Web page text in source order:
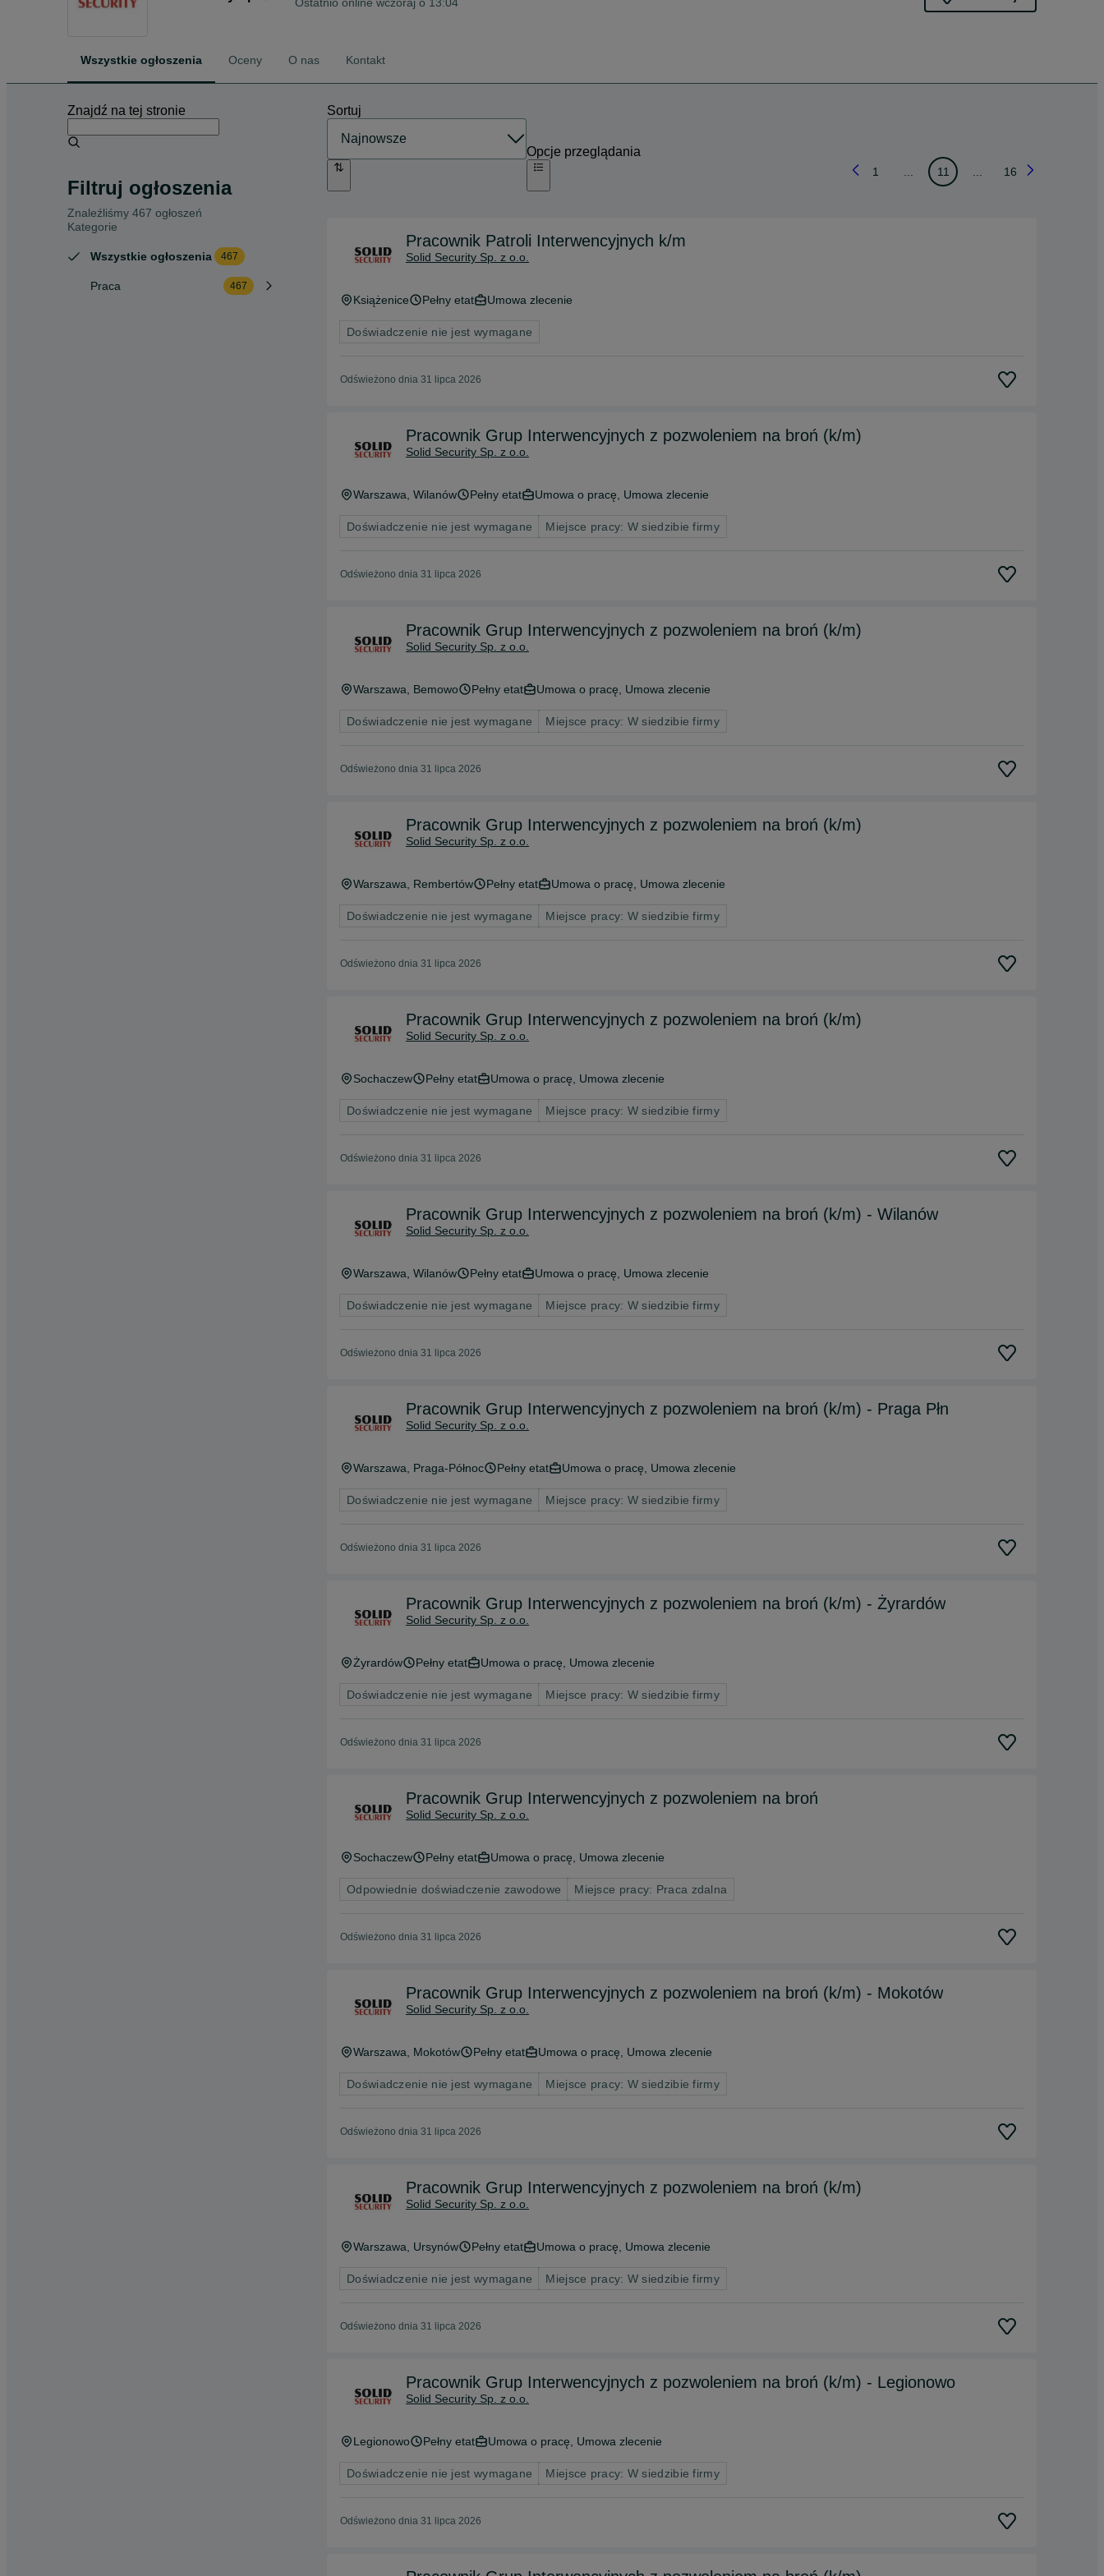
Wszystkie ogłoszenia Oceny O nas Kontakt
Znajdź na tej stronie
Filtruj ogłoszenia
Znaleźliśmy 467 ogłoszeń
Kategorie
Wszystkie ogłoszenia 467
Praca 467
Sortuj
Opcje przeglądania
1 11 16
Pracownik Patroli Interwencyjnych k/m
Solid Security Sp. z o.o.
Książenice Pełny etat Umowa zlecenie
Doświadczenie nie jest wymagane
Odświeżono dnia 31 lipca 2026
Pracownik Grup Interwencyjnych z pozwoleniem na broń (k/m)
Solid Security Sp. z o.o.
Warszawa , Wilanów Pełny etat Umowa o pracę, Umowa zlecenie
Doświadczenie nie jest wymagane Miejsce pracy: W siedzibie firmy
Odświeżono dnia 31 lipca 2026
Pracownik Grup Interwencyjnych z pozwoleniem na broń (k/m)
Solid Security Sp. z o.o.
Warszawa , Bemowo Pełny etat Umowa o pracę, Umowa zlecenie
Doświadczenie nie jest wymagane Miejsce pracy: W siedzibie firmy
Odświeżono dnia 31 lipca 2026
Pracownik Grup Interwencyjnych z pozwoleniem na broń (k/m)
Solid Security Sp. z o.o.
Warszawa , Rembertów Pełny etat Umowa o pracę, Umowa zlecenie
Doświadczenie nie jest wymagane Miejsce pracy: W siedzibie firmy
Odświeżono dnia 31 lipca 2026
Pracownik Grup Interwencyjnych z pozwoleniem na broń (k/m)
Solid Security Sp. z o.o.
Sochaczew Pełny etat Umowa o pracę, Umowa zlecenie
Doświadczenie nie jest wymagane Miejsce pracy: W siedzibie firmy
Odświeżono dnia 31 lipca 2026
Pracownik Grup Interwencyjnych z pozwoleniem na broń (k/m) - Wilanów
Solid Security Sp. z o.o.
Warszawa , Wilanów Pełny etat Umowa o pracę, Umowa zlecenie
Doświadczenie nie jest wymagane Miejsce pracy: W siedzibie firmy
Odświeżono dnia 31 lipca 2026
Pracownik Grup Interwencyjnych z pozwoleniem na broń (k/m) - Praga Płn
Solid Security Sp. z o.o.
Warszawa , Praga-Północ Pełny etat Umowa o pracę, Umowa zlecenie
Doświadczenie nie jest wymagane Miejsce pracy: W siedzibie firmy
Odświeżono dnia 31 lipca 2026
Pracownik Grup Interwencyjnych z pozwoleniem na broń (k/m) - Żyrardów
Solid Security Sp. z o.o.
Żyrardów Pełny etat Umowa o pracę, Umowa zlecenie
Doświadczenie nie jest wymagane Miejsce pracy: W siedzibie firmy
Odświeżono dnia 31 lipca 2026
Pracownik Grup Interwencyjnych z pozwoleniem na broń
Solid Security Sp. z o.o.
Sochaczew Pełny etat Umowa o pracę, Umowa zlecenie
Odpowiednie doświadczenie zawodowe Miejsce pracy: Praca zdalna
Odświeżono dnia 31 lipca 2026
Pracownik Grup Interwencyjnych z pozwoleniem na broń (k/m) - Mokotów
Solid Security Sp. z o.o.
Warszawa , Mokotów Pełny etat Umowa o pracę, Umowa zlecenie
Doświadczenie nie jest wymagane Miejsce pracy: W siedzibie firmy
Odświeżono dnia 31 lipca 2026
Pracownik Grup Interwencyjnych z pozwoleniem na broń (k/m)
Solid Security Sp. z o.o.
Warszawa , Ursynów Pełny etat Umowa o pracę, Umowa zlecenie
Doświadczenie nie jest wymagane Miejsce pracy: W siedzibie firmy
Odświeżono dnia 31 lipca 2026
Pracownik Grup Interwencyjnych z pozwoleniem na broń (k/m) - Legionowo
Solid Security Sp. z o.o.
Legionowo Pełny etat Umowa o pracę, Umowa zlecenie
Doświadczenie nie jest wymagane Miejsce pracy: W siedzibie firmy
Odświeżono dnia 31 lipca 2026